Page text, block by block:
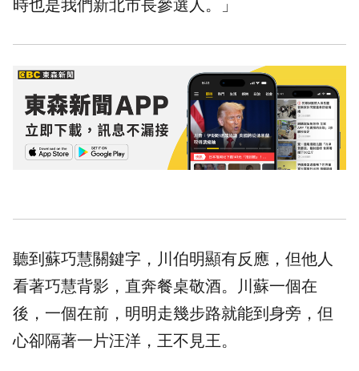
時也是我們新北市長參選人。」
聽到蘇巧慧關鍵字，川伯明顯有反應，但他人
看著巧慧背影，直奔餐桌敬酒。川蘇一個在
後，一個在前，明明走幾步路就能到身旁，但
心卻隔著一片汪洋，王不見王。